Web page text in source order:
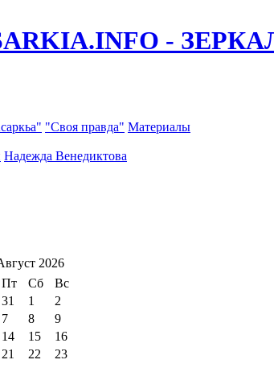
-
"Своя правда" Материалы
Надежда Венедиктова